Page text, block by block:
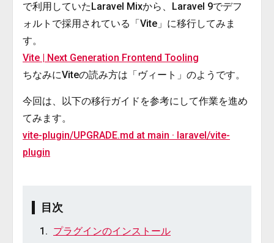
で利用していたLaravel Mixから、Laravel 9でデフ
ォルトで採用されている「Vite」に移行してみま
す。
Vite | Next Generation Frontend Tooling
ちなみにViteの読み方は「ヴィート」のようです。
今回は、以下の移行ガイドを参考にして作業を進め
てみます。
vite-plugin/UPGRADE.md at main · laravel/vite-
plugin
目次
プラグインのインストール